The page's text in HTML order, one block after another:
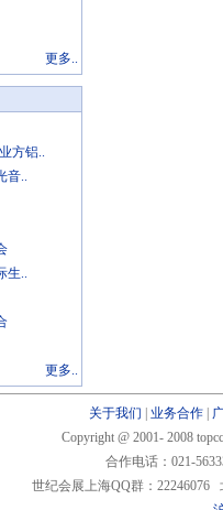
更多..
方铝..
音..
生..
更多..
关于我们 业务合作
Copyright @ 2001- 2008
合作电话：021-
世纪会展上海QQ群：22246076